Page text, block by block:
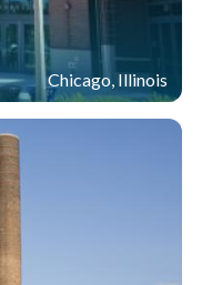
Chicago, Illinois